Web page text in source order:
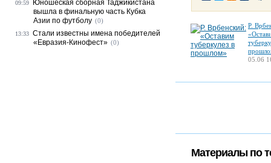
Р.
05.06
Материалы по
09:59
Юношеская сборная Таджикистана
вышла в финальную часть Кубка
Азии по футболу (0)
13:33 Стали известны имена победителей
«Евразия-Кинофест» (0)